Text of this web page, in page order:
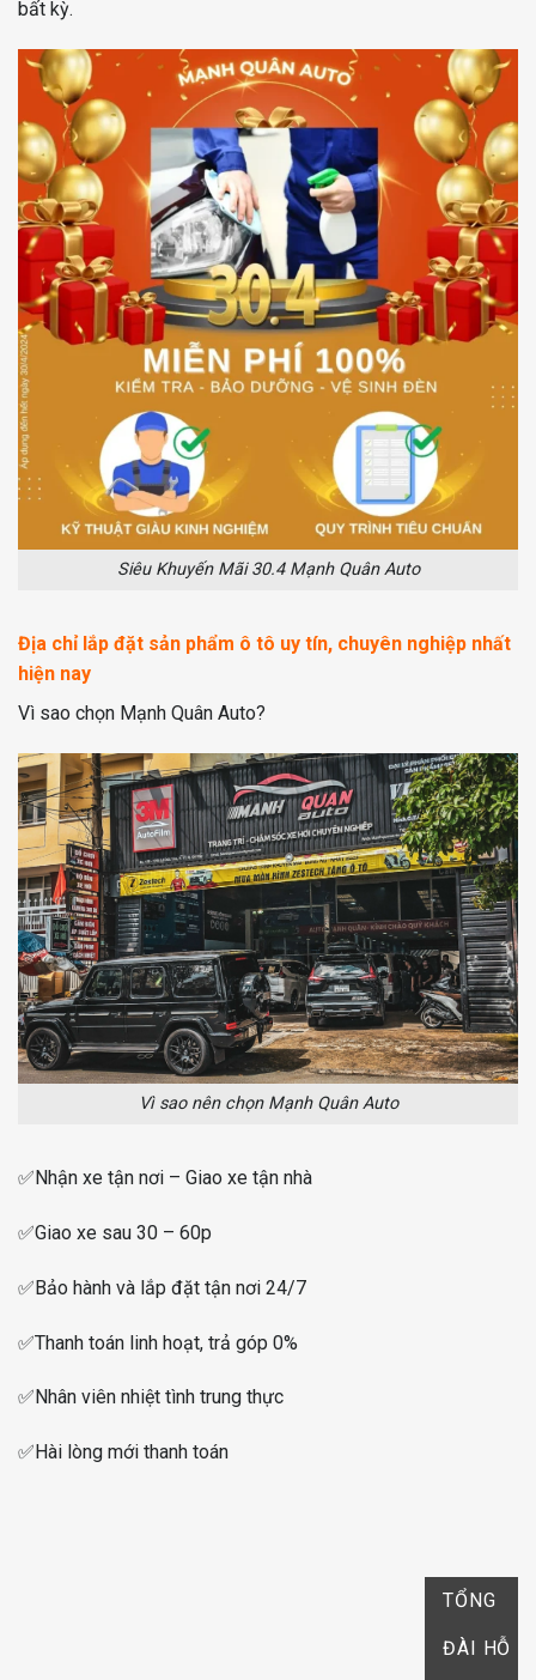
bất kỳ.
Siêu Khuyến Mãi 30.4 Mạnh Quân Auto
Địa chỉ lắp đặt sản phẩm ô tô uy tín, chuyên nghiệp nhất
hiện nay
Vì sao chọn Mạnh Quân Auto?
Vì sao nên chọn Mạnh Quân Auto
✅ Nhận xe tận nơi – Giao xe tận nhà
✅Giao xe sau 30 – 60p
✅Bảo hành và lắp đặt tận nơi 24/7
✅Thanh toán linh hoạt, trả góp 0%
✅ Nhân viên nhiệt tình trung thực
✅Hài lòng mới thanh toán
TỔNG
ĐÀI HỖ